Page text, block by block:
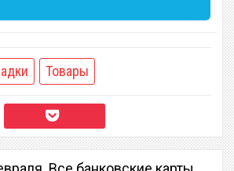
Товары